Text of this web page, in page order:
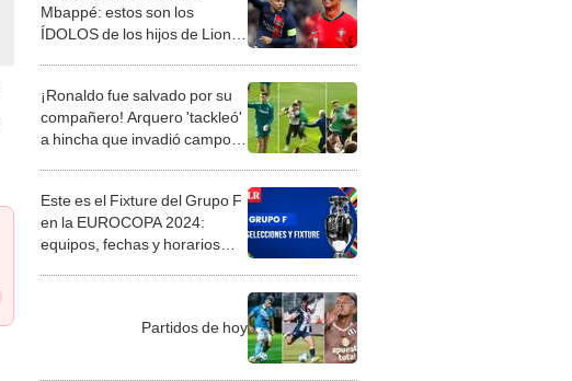
Mbappé: estos son los
ÍDOLOS de los hijos de Lionel
¡Ronaldo fue salvado por su
compañero! Arquero 'tackleó'
a hincha que invadió campo
Este es el Fixture del Grupo F
en la EUROCOPA 2024:
equipos, fechas y horarios
Partidos de hoy